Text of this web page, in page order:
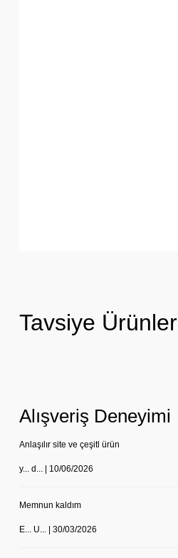
Tavsiye Ürünler
Alışveriş Deneyimi
Anlaşılır site ve çeşitl ürün
y... d... | 10/06/2026
Memnun kaldım
E... U... | 30/03/2026